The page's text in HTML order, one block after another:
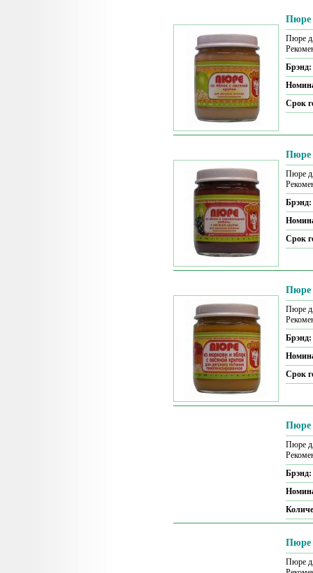
Пюре
Пюре
Брэнд:
Срок
Пюре
Пюре
Брэнд:
Срок
Пюре
Пюре
Брэнд:
Срок
Пюре
Пюре
Брэнд:
Пюре
Пюре